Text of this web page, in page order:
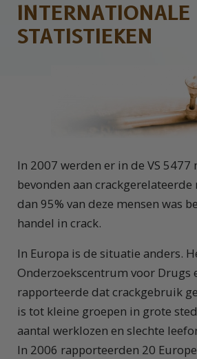
INTERNATIONALE
STATISTIEKEN
In 2007 werden er in de VS
bevonden aan
dan 95% van deze mensen was
handel in crack.
In Europa is de situatie anders.
Onderzoekscentrum voor Drugs
rapporteerde dat crackgebruik
is tot kleine groepen in grote
aantal werklozen en slechte
In 2006 rapporteerden 20